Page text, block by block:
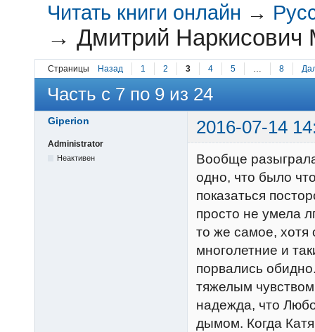
Читать книги онлайн →
→Дмитрий Наркисович
Страницы Назад 1 2 3 4 5 … 8
Часть с 7 по 9 из 24
Giperion 2016-07-14
Administrator
Неактивен
Вообще
одно, что было
показаться
просто не умела
то же самое, хотя
многолетние и
порвались
тяжелым
надежда, что
дымом. Когда